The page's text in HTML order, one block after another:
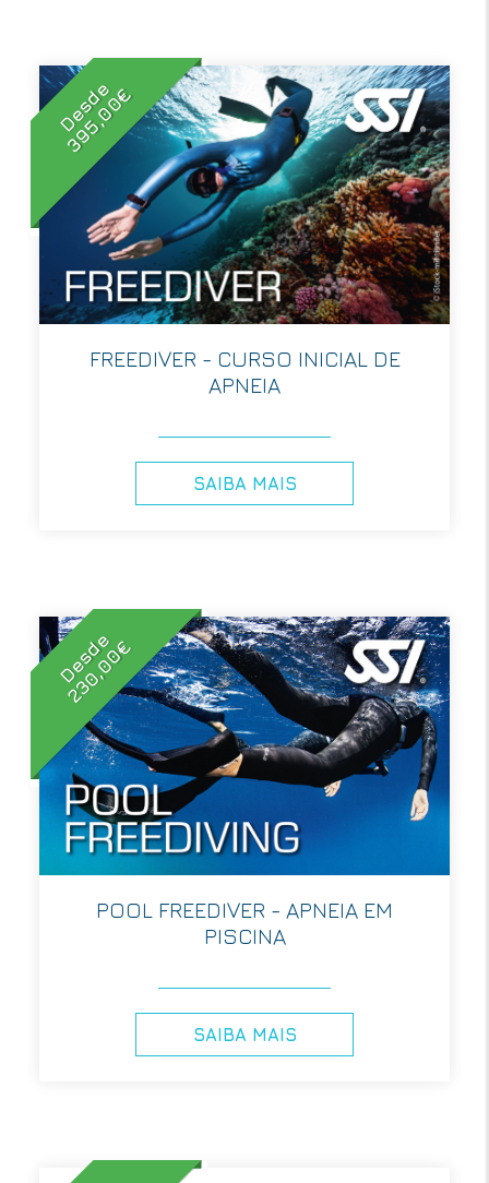
Desde
395,00€
FREEDIVER - CURSO INICIAL DE
APNEIA
SAIBA MAIS
Desde
230,00€
POOL FREEDIVER - APNEIA EM
PISCINA
SAIBA MAIS